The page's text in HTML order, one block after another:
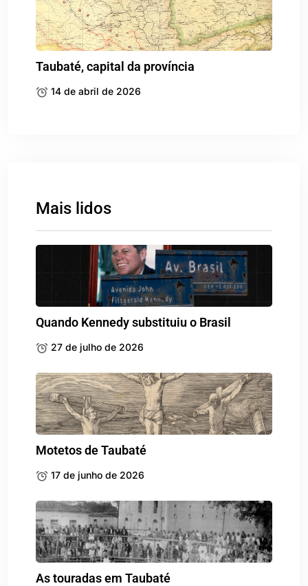
Taubaté, capital da província
14 de abril de 2026
Mais lidos
Quando Kennedy substituiu o Brasil
27 de julho de 2026
Motetos de Taubaté
17 de junho de 2026
As touradas em Taubaté